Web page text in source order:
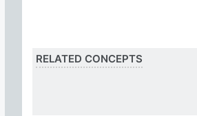
RELATED CONCEPTS